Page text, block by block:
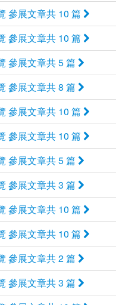
參展文章共 10 篇
參展文章共 10 篇
參展文章共 5 篇
參展文章共 8 篇
參展文章共 10 篇
參展文章共 10 篇
參展文章共 5 篇
參展文章共 3 篇
參展文章共 10 篇
參展文章共 10 篇
參展文章共 2 篇
參展文章共 3 篇